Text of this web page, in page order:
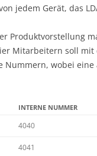
jedem Gerät, das
Produktvorstellung
Mitarbeitern soll mit
Nummern, wobei
INTERNE NUMMER
4040
4041